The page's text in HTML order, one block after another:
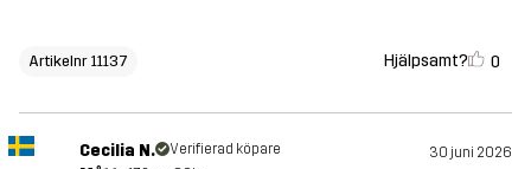
Artikelnr 11137 Hjälpsamt? 0
Cecilia N. Verifierad köpare 30 juni 2026